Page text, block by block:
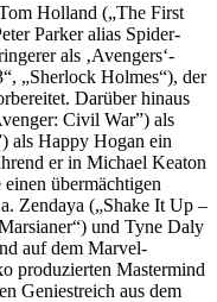
Holland („The First
Parker alias Spider-
als ‚Avengers‘-
„Sherlock Holmes“), der
Darüber hinaus
Civil War”) als
als Happy Hogan ein
er in Michael Keaton
übermächtigen
Zendaya („Shake It Up –
und Tyne Daly
auf dem Marvel-
produzierten Mastermind
Geniestreich aus dem